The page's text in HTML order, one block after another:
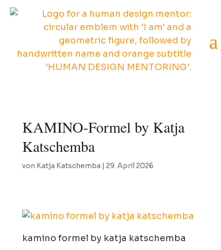
KAMINO-Formel by Katja
Katschemba
von Katja Katschemba | 29. April 2026
kamino formel by katja katschemba